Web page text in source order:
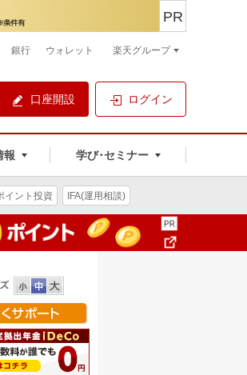
口座開設 ログイン
報 学び･セミナー
PR
銀行 ウォレット 楽天グループ
イント投資 IFA(運用相談)